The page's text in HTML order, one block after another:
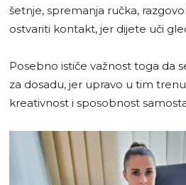
šetnje, spremanja ručka,
ostvariti kontakt, jer dijete uči
Posebno ističe važnost toga da
za dosadu, jer upravo u tim
kreativnost i sposobnost